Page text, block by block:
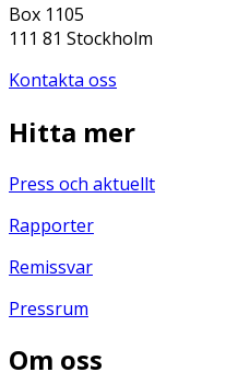
Box 1105
111 81 Stockholm
Kontakta oss
Hitta mer
Press och aktuellt
Rapporter
Remissvar
Pressrum
Om oss